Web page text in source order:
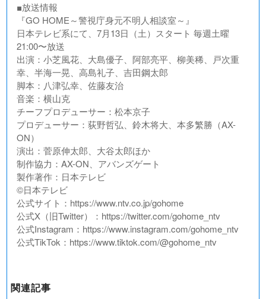
■放送情報
『GO HOME～警視庁身元不明人相談室～』
日本テレビ系にて、7月13日（土）スタート 毎週土曜
21:00〜放送
出演：小芝風花、大島優子、阿部亮平、柳美稀、戸次重
幸、半海一晃、高島礼子、吉田鋼太郎
脚本：八津弘幸、佐藤友治
音楽：横山克
チーフプロデューサー：松本京子
プロデューサー：荻野哲弘、鈴木将大、本多繁勝（AX-
ON）
演出：菅原伸太郎、大谷太郎ほか
制作協力：AX-ON、アバンズゲート
製作著作：日本テレビ
©︎日本テレビ
公式サイト：https://www.ntv.co.jp/gohome
公式X（旧Twitter）：https://twitter.com/gohome_ntv
公式Instagram：https://www.instagram.com/gohome_ntv
公式TikTok：https://www.tiktok.com/@gohome_ntv
関連記事